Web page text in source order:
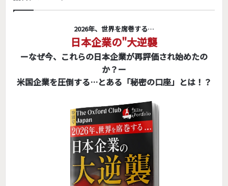
2026年、世界を席巻する…
日本企業の"大逆襲
ーなぜ今、これらの日本企業が再評価され始めたの
か？ー
米国企業を圧倒する…とある「秘密の口座」とは！？